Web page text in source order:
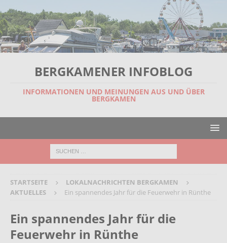
BERGKAMENER INFOBLOG
INFORMATIONEN UND MEINUNGEN AUS UND ÜBER
BERGKAMEN
STARTSEITE
LOKALNACHRICHTEN BERGKAMEN
AKTUELLES
Ein spannendes Jahr für die Feuerwehr in Rünthe
Ein spannendes Jahr für die
Feuerwehr in Rünthe